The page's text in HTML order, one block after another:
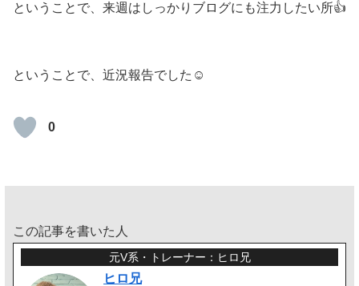
ということで、来週はしっかりブログにも注力したい所👍️
ということで、近況報告でした☺️
0
この記事を書いた人
元V系・トレーナー：ヒロ兄
ヒロ兄